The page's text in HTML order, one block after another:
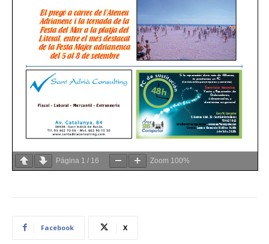
Página 1 / 16 Zoom 100%
Facebook X